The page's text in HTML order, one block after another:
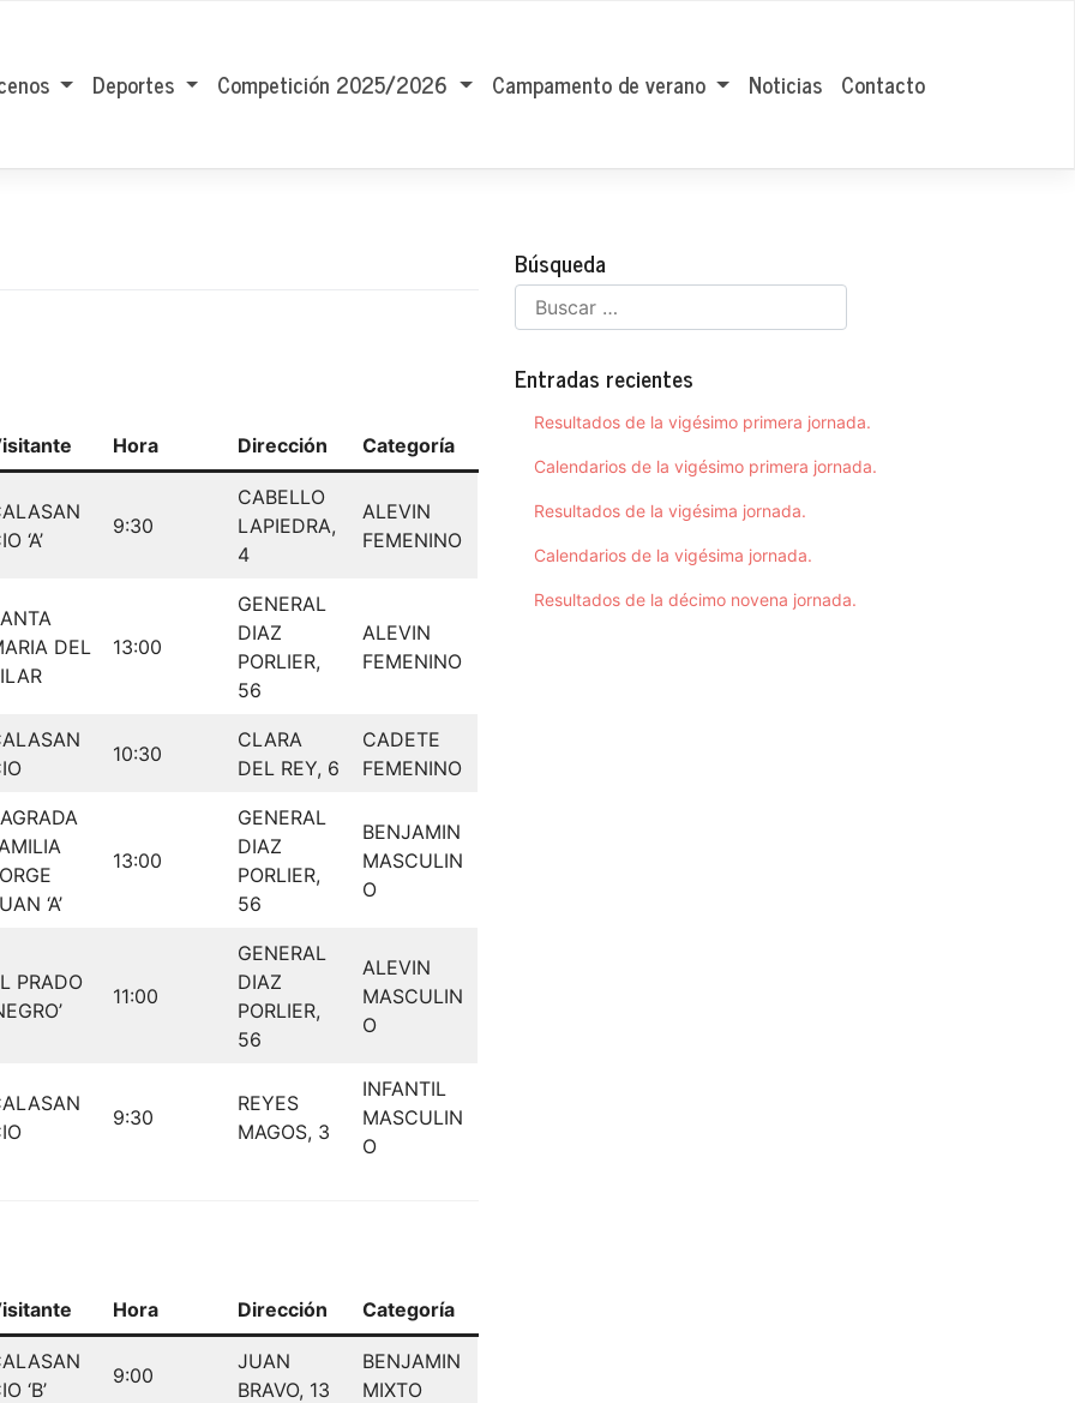
Deportes Competición 2025/2026 Campamento de verano Noticias Contacto
Hora Dirección Categoría
‘A’
9:30
CABELLO
LAPIEDRA,
4
ALEVIN
FEMENINO
DEL
13:00
GENERAL
DIAZ
PORLIER,
56
ALEVIN
FEMENINO
10:30
CLARA
DEL REY, 6
CADETE
FEMENINO
‘A’
13:00
GENERAL
DIAZ
PORLIER,
56
BENJAMIN
MASCULIN
O
PRADO
11:00
GENERAL
DIAZ
PORLIER,
56
ALEVIN
MASCULIN
O
9:30
REYES
MAGOS, 3
INFANTIL
MASCULIN
O
Hora Dirección Categoría
‘B’
9:00
JUAN
BRAVO, 13
BENJAMIN
MIXTO
Búsqueda
Entradas recientes
Resultados de la vigésimo primera jornada.
Calendarios de la vigésimo primera jornada.
Resultados de la vigésima jornada.
Calendarios de la vigésima jornada.
Resultados de la décimo novena jornada.